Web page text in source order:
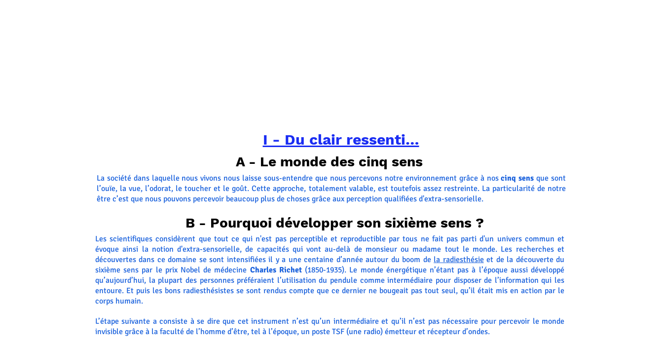
I - Du clair ressenti…
A - Le monde des cinq sens
La société dans laquelle nous vivons nous laisse sous-entendre que nous percevons notre environnement grâce à noscinq sens que sont
l’ouïe, la vue, l’odorat, le toucher et le goût. Cette approche, totalement valable, est toutefois assez restreinte. La particularité de notre
être c’est que nous pouvons percevoir beaucoup plus de choses grâce aux perception qualifiées d'extra-sensorielle.
B - Pourquoi développer son sixième sens ?
Les scientifiques considèrent que tout ce qui n'est pas perceptible et reproductible par tous ne fait pas parti d'un univers commun et
évoque ainsi la notion d'extra-sensorielle, de capacités qui vont au-delà de monsieur ou madame tout le monde. Les recherches et
découvertes dans ce domaine se sont intensifiées il y a une centaine d’année autour du boom de la radiesthésieet de la découverte du
sixième sens par le prix Nobel de médecine Charles Richet(1850-1935). Le monde énergétique n’étant pas à l’époque aussi développé
qu’aujourd’hui, la plupart des personnes préféraient l’utilisation du pendule comme intermédiaire pour disposer de l’information qui les
entoure. Et puis les bons radiesthésistes se sont rendus compte que ce dernier ne bougeait pas tout seul, qu’il était mis en action par le
corps humain.
L’étape suivante a consiste à se dire que cet instrument n’est qu’un intermédiaire et qu’il n’est pas nécessaire pour percevoir le monde
invisible grâce à la faculté de l’homme d’être, tel à l’époque, un poste TSF (une radio) émetteur et récepteur d’ondes.